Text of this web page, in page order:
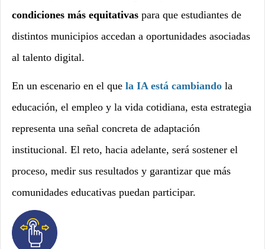
condiciones más equitativas para que estudiantes de
distintos municipios accedan a oportunidades asociadas
al talento digital.
En un escenario en el que la IA está cambiando la
educación, el empleo y la vida cotidiana, esta estrategia
representa una señal concreta de adaptación
institucional. El reto, hacia adelante, será sostener el
proceso, medir sus resultados y garantizar que más
comunidades educativas puedan participar.